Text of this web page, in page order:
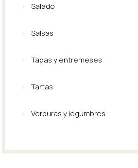
Salado
Salsas
Tapas y entremeses
Tartas
Verduras y legumbres